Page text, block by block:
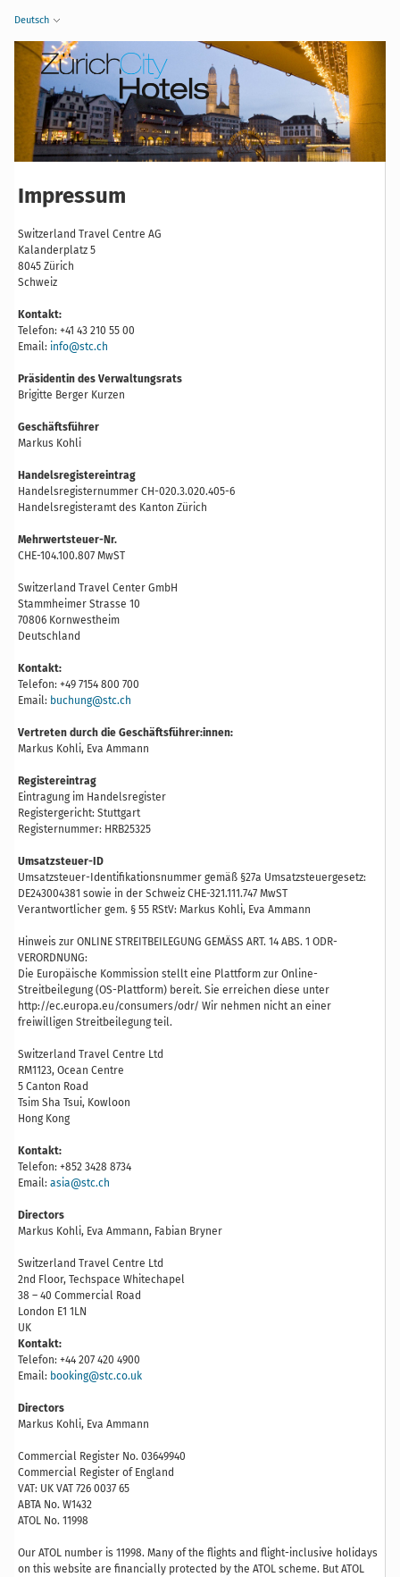
Deutsch
Impressum
Switzerland Travel Centre AG
Kalanderplatz 5
8045 Zürich
Schweiz
Kontakt:
Telefon: +41 43 210 55 00
Email: info@stc.ch
Präsidentin des Verwaltungsrats
Brigitte Berger Kurzen
Geschäftsführer
Markus Kohli
Handelsregistereintrag
Handelsregisternummer CH-020.3.020.405-6
Handelsregisteramt des Kanton Zürich
Mehrwertsteuer-Nr.
CHE-104.100.807 MwST
Switzerland Travel Center GmbH
Stammheimer Strasse 10
70806 Kornwestheim
Deutschland
Kontakt:
Telefon: +49 7154 800 700
Email: buchung@stc.ch
Vertreten durch die Geschäftsführer:innen:
Markus Kohli, Eva Ammann
Registereintrag
Eintragung im Handelsregister
Registergericht: Stuttgart
Registernummer: HRB25325
Umsatzsteuer-ID
Umsatzsteuer-Identifikationsnummer gemäß §27a Umsatzsteuergesetz:
DE243004381 sowie in der Schweiz CHE-321.111.747 MwST
Verantwortlicher gem. § 55 RStV: Markus Kohli, Eva Ammann
Hinweis zur ONLINE STREITBEILEGUNG GEMÄSS ART. 14 ABS. 1 ODR-
VERORDNUNG:
Die Europäische Kommission stellt eine Plattform zur Online-
Streitbeilegung (OS-Plattform) bereit. Sie erreichen diese unter
http://ec.europa.eu/consumers/odr/ Wir nehmen nicht an einer
freiwilligen Streitbeilegung teil.
Switzerland Travel Centre Ltd
RM1123, Ocean Centre
5 Canton Road
Tsim Sha Tsui, Kowloon
Hong Kong
Kontakt:
Telefon: +852 3428 8734
Email: asia@stc.ch
Directors
Markus Kohli, Eva Ammann, Fabian Bryner
Switzerland Travel Centre Ltd
2nd Floor, Techspace Whitechapel
38 – 40 Commercial Road
London E1 1LN
UK
Kontakt:
Telefon: +44 207 420 4900
Email: booking@stc.co.uk
Directors
Markus Kohli, Eva Ammann
Commercial Register No. 03649940
Commercial Register of England
VAT: UK VAT 726 0037 65
ABTA No. W1432
ATOL No. 11998
Our ATOL number is 11998. Many of the flights and flight-inclusive holidays
on this website are financially protected by the ATOL scheme. But ATOL